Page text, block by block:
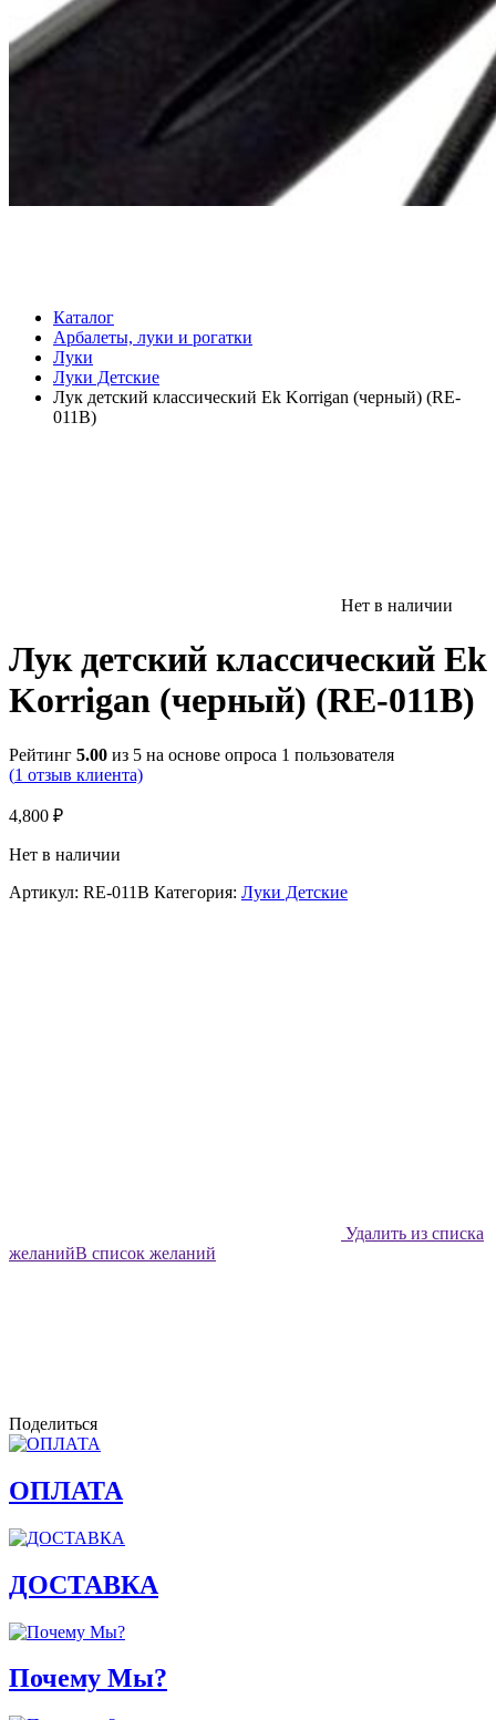
Каталог
Арбалеты, луки и рогатки
Луки
Луки Детские
Лук детский классический Ek Korrigan (черный) (RE-
011B)
Нет в наличии
Лук детский классический Ek
Korrigan (черный) (RE-011B)
Рейтинг 5.00 из 5 на основе опроса 1 пользователя
(1 отзыв клиента)
4,800 ₽
Нет в наличии
Артикул: RE-011B Категория: Луки Детские
Удалить из списка
желанийВ список желаний
Поделиться
ОПЛАТА
ДОСТАВКА
Почему Мы?